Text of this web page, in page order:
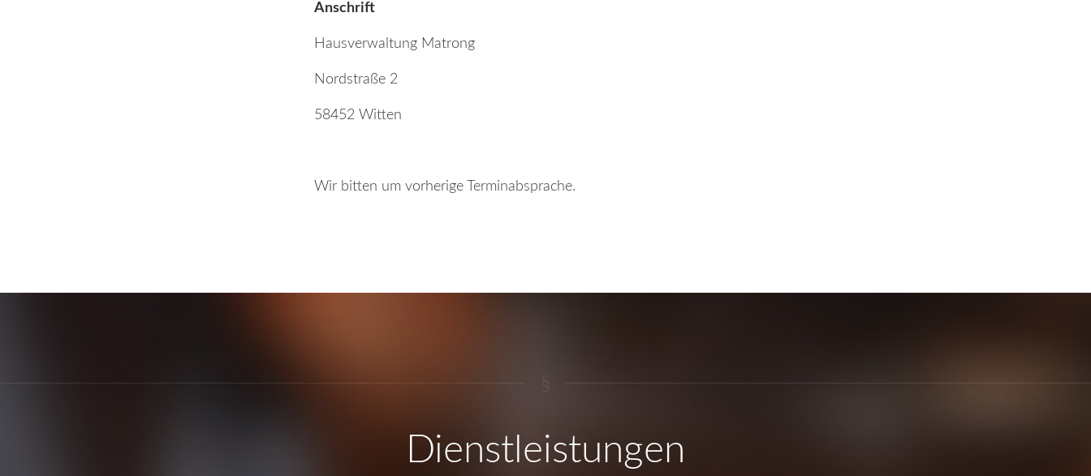
Anschrift
Hausverwaltung Matrong
Nordstraße 2
58452 Witten
Wir bitten um vorherige Terminabsprache.
Dienstleistungen